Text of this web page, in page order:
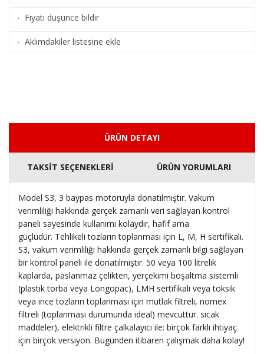
· Fiyatı düşünce bildir
· Aklımdakiler listesine ekle
ÜRÜN DETAYI
TAKSİT SEÇENEKLERİ ÜRÜN YORUMLARI
Model S3, 3 baypas motoruyla donatılmıştır. Vakum
verimliliği hakkında gerçek zamanlı veri sağlayan kontrol
paneli sayesinde kullanımı kolaydır, hafif ama
güçlüdür. Tehlikeli tozların toplanması için L, M, H sertifikalı.
S3, vakum verimliliği hakkında gerçek zamanlı bilgi sağlayan
bir kontrol paneli ile donatılmıştır. 50 veya 100 litrelik
kaplarda, paslanmaz çelikten, yerçekimi boşaltma sistemli
(plastik torba veya Longopac), LMH sertifikalı veya toksik
veya ince tozların toplanması için mutlak filtreli, nomex
filtreli (toplanması durumunda ideal) mevcuttur. sıcak
maddeler), elektrikli filtre çalkalayıcı ile: birçok farklı ihtiyaç
için birçok versiyon. Bugünden itibaren çalışmak daha kolay!